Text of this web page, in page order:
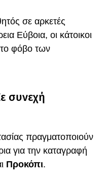
σε αρκετές
Εύβοια, οι κάτοικοι
φόβο των
συνεχή
πραγματοποιούν
για την καταγραφή
Προκόπι.